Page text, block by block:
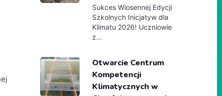
Sukces Wiosennej Edycji
Szkolnych Inicjatyw dla
Klimatu 2026! Uczniowie
z...
Otwarcie Centrum
Kompetencji
Klimatycznych w